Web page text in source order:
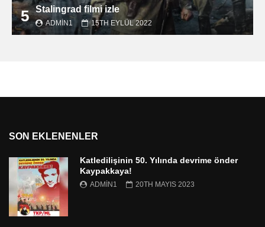
5 Stalingrad filmi izle
ADMIN1 15TH EYLÜL 2022
SON EKLENENLER
Katledilişinin 50. Yılında devrime önder
Kaypakkaya!
ADMIN1 20TH MAYIS 2023